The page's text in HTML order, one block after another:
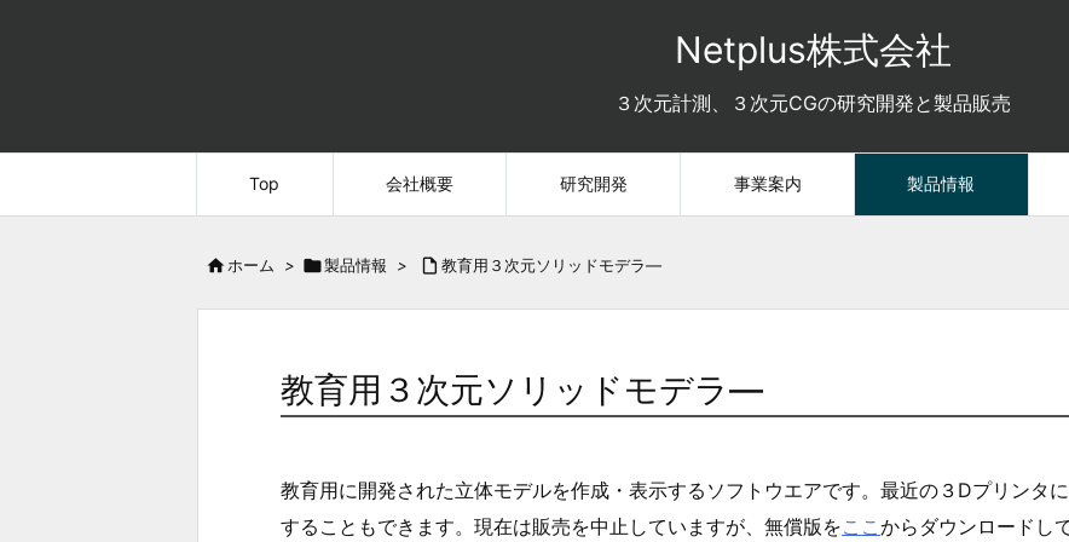
Netplus株式会社
３次元計測、３次元CGの研究開発と製品販売
Top 会社概要 研究開発 事業案内 製品情報
 ホーム > 製品情報 >  教育用３次元ソリッドモデラ―
教育用３次元ソリッドモデラ―
教育用に開発された立体モデルを作成・表示するソフトウエアです。最近の３Dプリンタ
することもできます。現在は販売を中止していますが、無償版をここからダウンロードし